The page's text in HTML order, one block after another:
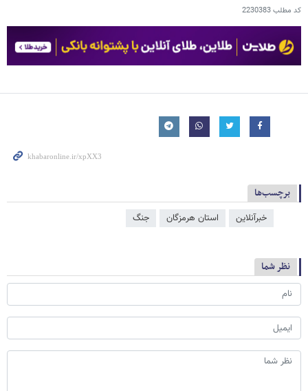
کد مطلب2230383
برچسب‌ها
خبرآنلاین استان هرمزگان جنگ
نظر شما